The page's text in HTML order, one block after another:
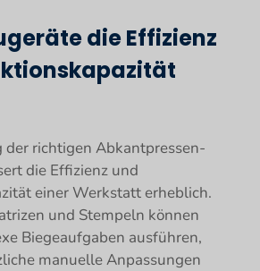
die Effizienz
der richtigen Abkantpressen-
die Effizienz und
einer Werkstatt erheblich.
und Stempeln können
Biegeaufgaben ausführen,
manuelle Anpassungen